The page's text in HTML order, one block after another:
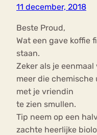
11 december, 2018
Beste Proud,
Wat een gave koffie
staan.
Zeker als je
meer die chemische
met je vriendin
te zien smullen.
Tip neem op een
zachte heerlijke